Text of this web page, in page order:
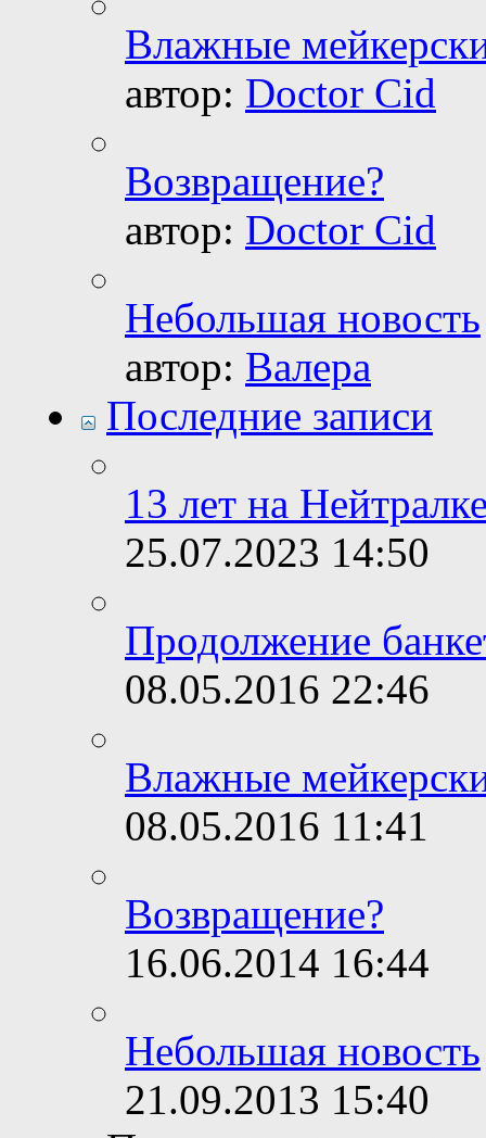
Влажные
автор: Doctor Cid
Возвращение?
автор: Doctor Cid
Небольшая новость
автор: Валера
Последние записи
13 лет на
25.07.2023 14:50
Продолжение
08.05.2016 22:46
Влажные
08.05.2016 11:41
Возвращение?
16.06.2014 16:44
Небольшая новость
21.09.2013 15:40